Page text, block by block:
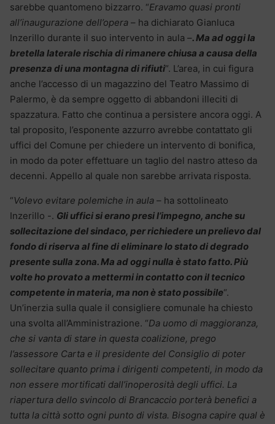
sarebbe quantomeno bizzarro. “Eravamo quasi pronti
all’inaugurazione dell’opera – ha dichiarato Gianluca
Inzerillo durante il suo intervento in aula –. Ma ad oggi la
bretella laterale rischia di rimanere chiusa a causa della
presenza di una montagna di rifiuti“. L’area, in cui figura
anche l’accesso di un magazzino del Teatro Massimo di
Palermo, è da sempre oggetto di abbandoni illeciti di
spazzatura. Fatto che continua a persistere ancora oggi. A
tal proposito, l’esponente azzurro avrebbe contattato gli
uffici del Comune per chiedere un intervento di bonifica,
in modo da poter effettuare un taglio del nastro atteso da
decenni. Appello al quale non sarebbe arrivata risposta.
“Volevo evitare polemiche in aula – ha sottolineato
Inzerillo -. Gli uffici si erano presi l’impegno, anche su
sollecitazione del sindaco, per richiedere un prelievo dal
fondo di riserva al fine di eliminare lo stato di degrado
presente sulla zona. Ma ad oggi nulla è stato fatto. Più
volte ho provato a mettermi in contatto con il tecnico
competente in materia, ma non è stato possibile“.
Un’inerzia sulla quale il consigliere comunale ha chiesto
una svolta all’Amministrazione. “Da uomo di maggioranza,
che si vanta di stare in questa coalizione, prego
l’assessore Carta e il presidente del Consiglio di poter
sollecitare quanto prima i dirigenti competenti, in modo da
non essere mortificati dall’inoperosità degli uffici. La
riapertura dello svincolo di Brancaccio porterà benefici a
tutta la città sotto ogni punto di vista. Bisogna capire qual è